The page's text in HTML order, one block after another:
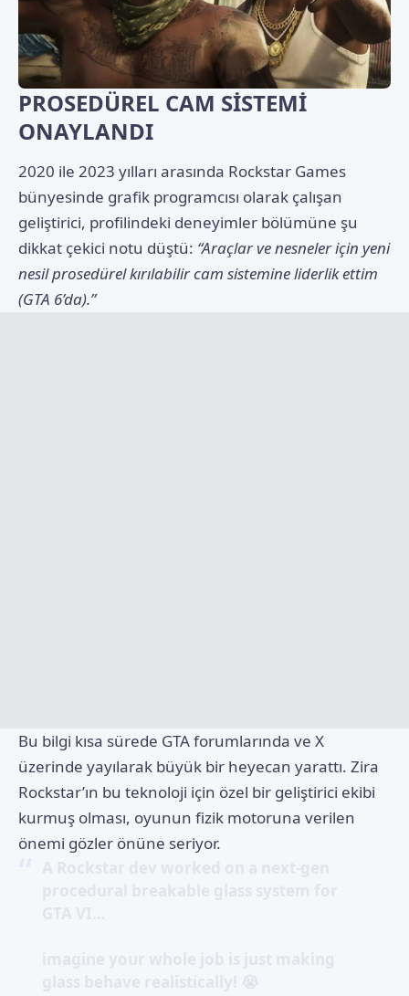
PROSEDÜREL CAM SİSTEMİ
ONAYLANDI
2020 ile 2023 yılları arasında Rockstar Games
bünyesinde grafik programcısı olarak çalışan
geliştirici, profilindeki deneyimler bölümüne şu
dikkat çekici notu düştü: “Araçlar ve nesneler için yeni
nesil prosedürel kırılabilir cam sistemine liderlik ettim
(GTA 6’da).”
Bu bilgi kısa sürede GTA forumlarında ve X
üzerinde yayılarak büyük bir heyecan yarattı. Zira
Rockstar’ın bu teknoloji için özel bir geliştirici ekibi
kurmuş olması, oyunun fizik motoruna verilen
önemi gözler önüne seriyor.